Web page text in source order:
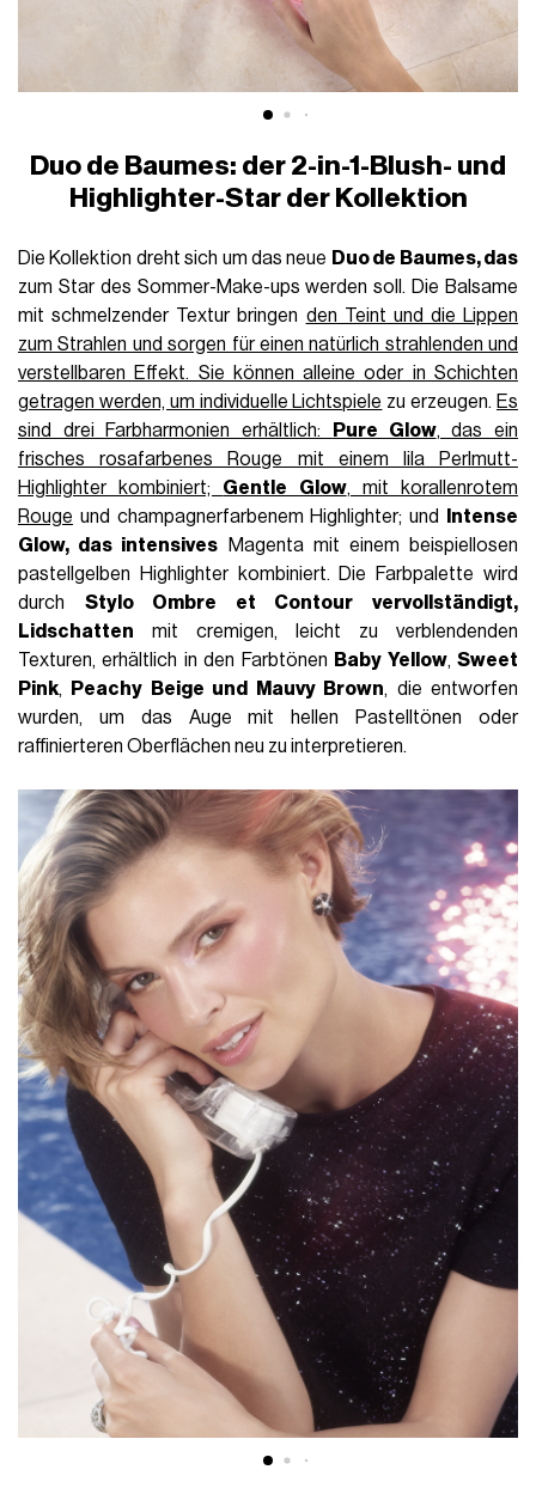
Duo de Baumes: der 2-in-1-Blush- und
Highlighter-Star der Kollektion
Die Kollektion dreht sich um das neue Duo de Baumes, das
zum Star des Sommer-Make-ups werden soll. Die Balsame
mit schmelzender Textur bringen den Teint und die Lippen
zum Strahlen und sorgen für einen natürlich strahlenden und
verstellbaren Effekt. Sie können alleine oder in Schichten
getragen werden, um individuelle Lichtspiele zu erzeugen. Es
sind drei Farbharmonien erhältlich:
Pure Glow, das ein
frisches rosafarbenes Rouge mit einem lila Perlmutt-
Highlighter kombiniert; Gentle Glow, mit korallenrotem
Rouge und champagnerfarbenem Highlighter; und
Intense
Glow, das intensives Magenta mit einem beispiellosen
pastellgelben Highlighter kombiniert. Die Farbpalette wird
durch Stylo Ombre et Contour vervollständigt,
Lidschatten mit cremigen, leicht zu verblendenden
Texturen, erhältlich in den Farbtönen Baby Yellow, Sweet
Pink, Peachy Beige und Mauvy Brown, die entworfen
wurden, um das Auge mit hellen Pastelltönen oder
raffinierteren Oberflächen neu zu interpretieren.